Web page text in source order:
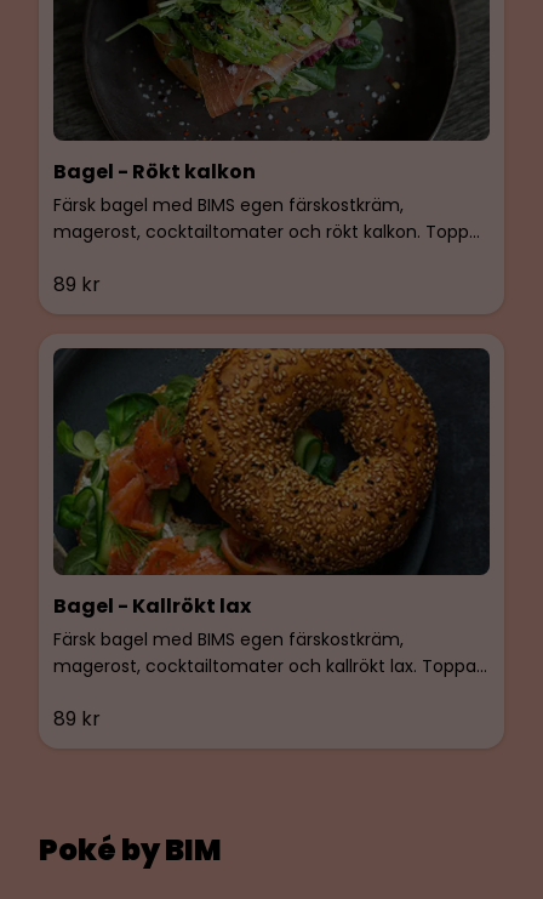
Bagel - Rökt kalkon
89 kr
Färsk bagel med BIMS egen färskostkräm,
magerost, cocktailtomater och rökt kalkon. Toppas
Bagel - Kallrökt lax
89 kr
Färsk bagel med BIMS egen färskostkräm,
magerost, cocktailtomater och kallrökt lax. Toppas
Poké by BIM